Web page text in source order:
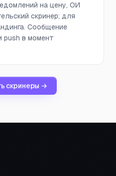
на цену, ОИ
скринер; для
Сообщение
push в момент
скринеры →